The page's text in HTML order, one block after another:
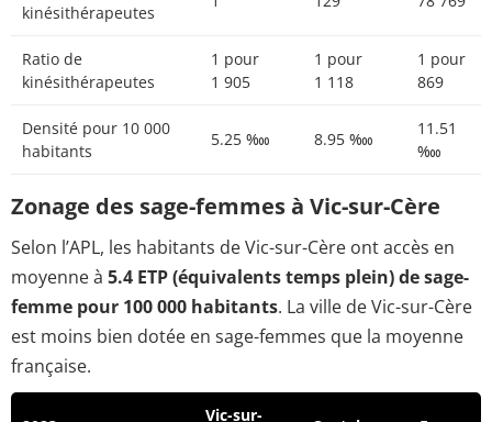
kinésithérapeutes
Ratio de
kinésithérapeutes
1 pour
1 905
1 pour
1 118
1 pour
869
Densité pour 10 000
habitants
5.25 ‱ 8.95 ‱
11.51
‱
Zonage des sage-femmes à Vic-sur-Cère
Selon l’APL, les habitants de Vic-sur-Cère ont accès en
moyenne à 5.4 ETP (équivalents temps plein) de sage-
femme pour 100 000 habitants. La ville de Vic-sur-Cère
est moins bien dotée en sage-femmes que la moyenne
française.
Vic-sur-